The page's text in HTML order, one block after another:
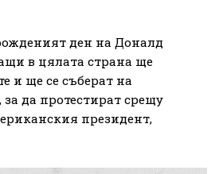
ден на Доналд
в цялата страна ще
и ще се съберат на
да протестират срещу
президент,